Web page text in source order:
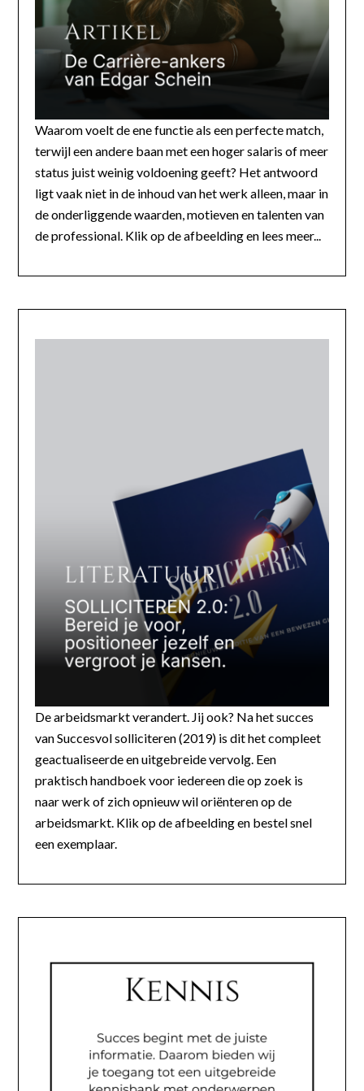
Waarom voelt de ene functie als een perfecte match,
terwijl een andere baan met een hoger salaris of meer
status juist weinig voldoening geeft? Het antwoord
ligt vaak niet in de inhoud van het werk alleen, maar in
de onderliggende waarden, motieven en talenten van
de professional. Klik op de afbeelding en lees meer...
De arbeidsmarkt verandert. Jij ook? Na het succes
van Succesvol solliciteren (2019) is dit het compleet
geactualiseerde en uitgebreide vervolg. Een
praktisch handboek voor iedereen die op zoek is
naar werk of zich opnieuw wil oriënteren op de
arbeidsmarkt. Klik op de afbeelding en bestel snel
een exemplaar.